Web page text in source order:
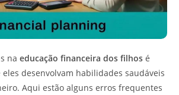
na educação financeira dos filhos é
desenvolvam habilidades saudáveis
Aqui estão alguns erros frequentes